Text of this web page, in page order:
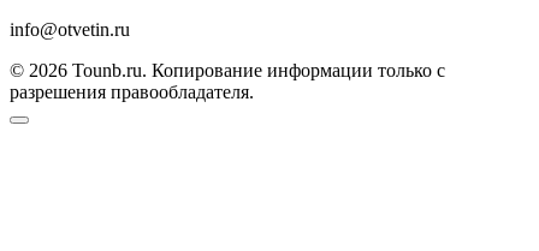
info@otvetin.ru
© 2026 Tounb.ru. Копирование информации только с
разрешения правообладателя.